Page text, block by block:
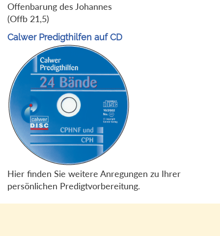
Offenbarung des Johannes
(Offb 21,5)
Calwer Predigthilfen auf CD
Hier finden Sie weitere Anregungen zu Ihrer
persönlichen Predigtvorbereitung.